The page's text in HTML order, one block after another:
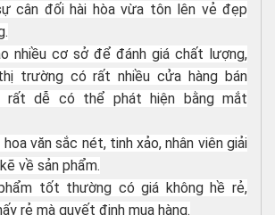
cân đối hài hòa vừa tôn lên vẻ đẹp
nhiều cơ sở để đánh giá chất lượng,
trường có rất nhiều cửa hàng bán
rất dễ có thể phát hiện bằng mắt
hoa văn sắc nét, tinh xảo, nhân viên giải
về sản phẩm.
tốt thường có giá không hề rẻ,
rẻ mà quyết định mua hàng.